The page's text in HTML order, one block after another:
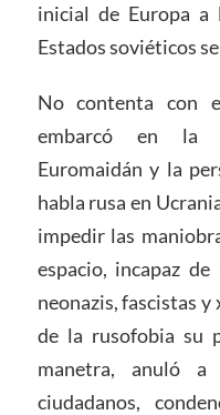
inicial de Europa a
Estados soviéticos
No contenta con
embarcó en la
Euromaidán y la
habla rusa en
impedir las
espacio, incapaz
neonazis, fascistas
de la rusofobia su
manetra, anuló
ciudadanos,